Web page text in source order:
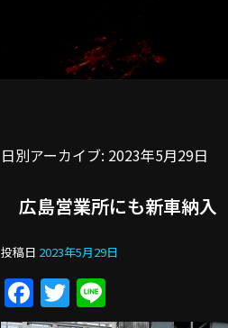
日別アーカイブ: 2023年5月29日
広島営業所にも新車納入
投稿日 2023年5月29日
Facebook
Twitter